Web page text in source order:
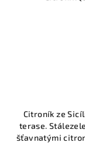
Citroník ze
terase.
šťavnatými